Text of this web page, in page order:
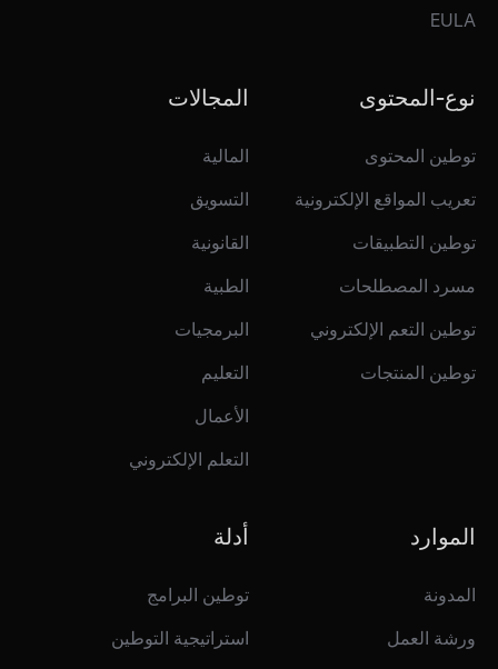
EULA
نوع-المحتوى
توطين المحتوى
تعريب المواقع الإلكترونية
توطين التطبيقات
مسرد المصطلحات
توطين التعم الإلكتروني
توطين المنتجات
المجالات
المالية
التسويق
القانونية
الطبية
البرمجيات
التعليم
الأعمال
التعلم الإلكتروني
الموارد
المدونة
ورشة العمل
أدلة
توطين البرامج
استراتيجية التوطين